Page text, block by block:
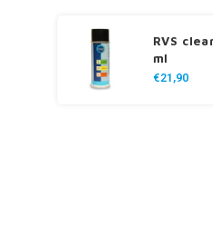
RVS
ml
€21,90